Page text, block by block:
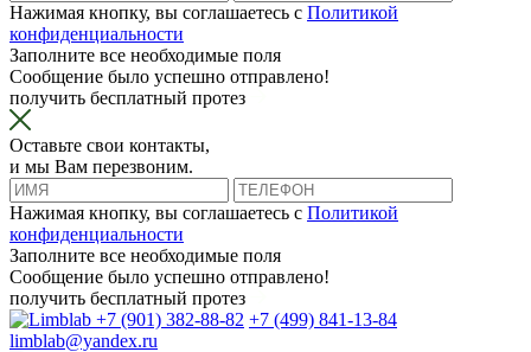
Нажимая кнопку, вы соглашаетесь с Политикой
конфиденциальности
Заполните все необходимые поля
Сообщение было успешно отправлено!
получить бесплатный протез
Оставьте свои контакты,
и мы Вам перезвоним.
Нажимая кнопку, вы соглашаетесь с Политикой
конфиденциальности
Заполните все необходимые поля
Сообщение было успешно отправлено!
получить бесплатный протез
+7 (901) 382-88-82 +7 (499) 841-13-84
limblab@yandex.ru